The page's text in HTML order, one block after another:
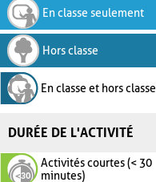
En classe seulement
Hors classe
En classe et hors classe
DURÉE DE L'ACTIVITÉ
Activités courtes (< 30
minutes)